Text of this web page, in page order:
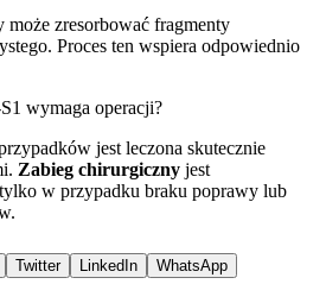
może zresorbować fragmenty
Proces ten wspiera odpowiednio
wymaga operacji?
jest leczona skutecznie
Zabieg chirurgiczny jest
w przypadku braku poprawy lub
Twitter LinkedIn WhatsApp